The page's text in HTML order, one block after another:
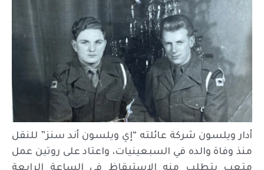
أدار ويلسون شركة عائلته “إي ويلسون أند سنز” للنقل
منذ وفاة والده في السبعينيات، واعتاد على روتين عمل